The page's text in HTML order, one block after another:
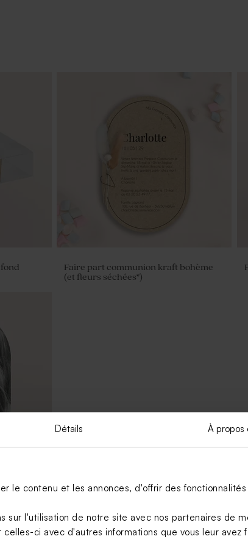
Détails À propos
le contenu et les annonces, d'offrir des
sur l'utilisation de notre site avec nos partenaires de
ci avec d'autres informations que vous leur avez
Faire part communion kraft bohème
(et fleurs séchées*)
noir